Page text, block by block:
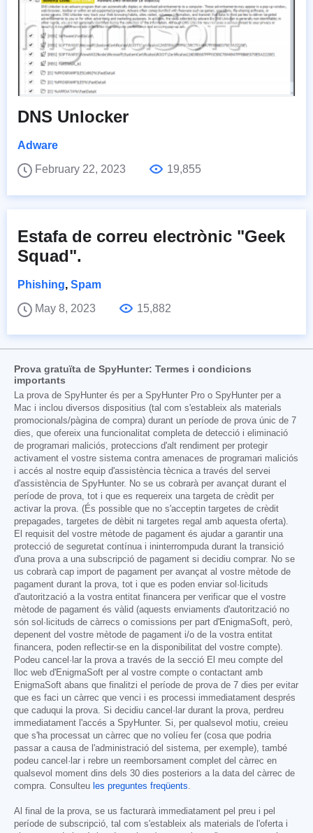
DNS Unlocker
Adware
February 22, 2023
19,855
Estafa de correu electrònic "Geek
Squad".
Phishing, Spam
May 8, 2023
15,882
Prova gratuïta de SpyHunter: Termes i condicions
importants
La prova de SpyHunter és per a SpyHunter Pro o SpyHunter per a
Mac i inclou diversos dispositius (tal com s'estableix als materials
promocionals/pàgina de compra) durant un període de prova únic de 7
dies, que ofereix una funcionalitat completa de detecció i eliminació
de programari maliciós, proteccions d'alt rendiment per protegir
activament el vostre sistema contra amenaces de programari maliciós
i accés al nostre equip d'assistència tècnica a través del servei
d'assistència de SpyHunter. No se us cobrarà per avançat durant el
període de prova, tot i que es requereix una targeta de crèdit per
activar la prova. (És possible que no s'acceptin targetes de crèdit
prepagades, targetes de dèbit ni targetes regal amb aquesta oferta).
El requisit del vostre mètode de pagament és ajudar a garantir una
protecció de seguretat contínua i ininterrompuda durant la transició
d'una prova a una subscripció de pagament si decidiu comprar. No se
us cobrarà cap import de pagament per avançat al vostre mètode de
pagament durant la prova, tot i que es poden enviar sol·licituds
d'autorització a la vostra entitat financera per verificar que el vostre
mètode de pagament és vàlid (aquests enviaments d'autorització no
són sol·licituds de càrrecs o comissions per part d'EnigmaSoft, però,
depenent del vostre mètode de pagament i/o de la vostra entitat
financera, poden reflectir-se en la disponibilitat del vostre compte).
Podeu cancel·lar la prova a través de la secció El meu compte del
lloc web d'EnigmaSoft per al vostre compte o contactant amb
EnigmaSoft abans que finalitzi el període de prova de 7 dies per evitar
que es faci un càrrec que venci i es processi immediatament després
que caduqui la prova. Si decidiu cancel·lar durant la prova, perdreu
immediatament l'accés a SpyHunter. Si, per qualsevol motiu, creieu
que s'ha processat un càrrec que no volíeu fer (cosa que podria
passar a causa de l'administració del sistema, per exemple), també
podeu cancel·lar i rebre un reemborsament complet del càrrec en
qualsevol moment dins dels 30 dies posteriors a la data del càrrec de
compra. Consulteu les preguntes freqüents
Al final de la prova, se us facturarà immediatament pel preu i pel
període de subscripció, tal com s'estableix als materials de l'oferta i